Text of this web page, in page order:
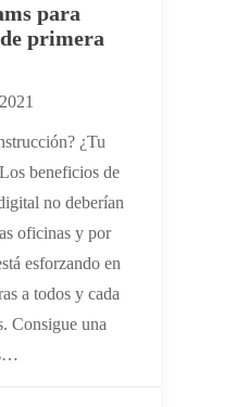
para
primera
¿Tu
beneficios de
no deberían
oficinas y por
esforzando en
a todos y cada
Consigue una